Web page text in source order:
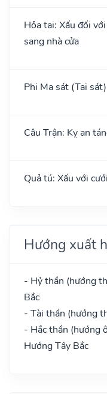
Hỏa tai: Xấu đối
sang nhà cửa
Phi Ma sát (Tai
Câu Trận: Kỵ an
Quả tú: Xấu với
Hướng xuất
- Hỷ thần (hướng
Bắc
- Tài thần (hướng
- Hắc thần (hướng
Hướng Tây Bắc